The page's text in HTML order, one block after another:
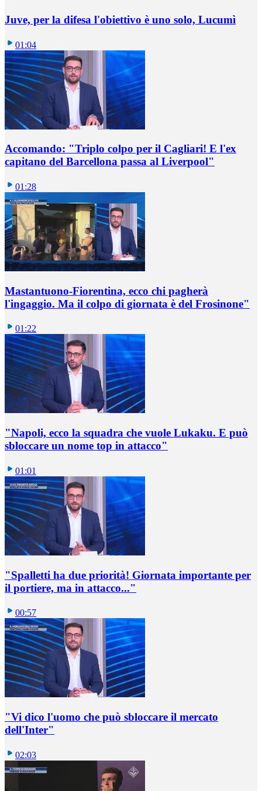
Juve, per la difesa l'obiettivo è uno solo, Lucumì
01:04
Accomando: "Triplo colpo per il Cagliari! E l'ex
capitano del Barcellona passa al Liverpool"
01:28
Mastantuono-Fiorentina, ecco chi pagherà
l'ingaggio. Ma il colpo di giornata è del Frosinone"
01:22
"Napoli, ecco la squadra che vuole Lukaku. E può
sbloccare un nome top in attacco"
01:01
"Spalletti ha due priorità! Giornata importante per
il portiere, ma in attacco..."
00:57
"Vi dico l'uomo che può sbloccare il mercato
dell'Inter"
02:03